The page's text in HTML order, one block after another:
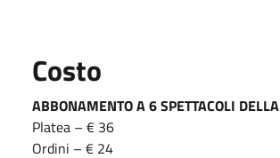
Costo
ABBONAMENTO A 6 SPETTACOLI
Platea – € 36
Ordini – € 24